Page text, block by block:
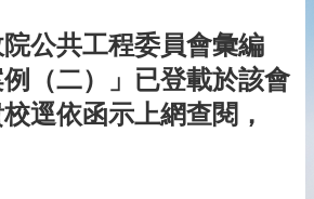
公共工程委員會彙編
例（二）」已登載於該會
逕依函示上網查閱，